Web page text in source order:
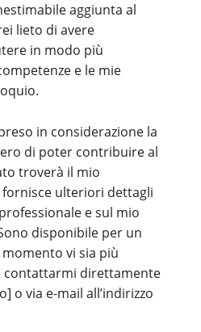
aggiunta al
lieto di avere
in modo più
e le mie
in considerazione la
di poter contribuire al
troverà il mio
ulteriori dettagli
e sul mio
disponibile per un
vi sia più
contattarmi direttamente
o via e-mail all’indirizzo